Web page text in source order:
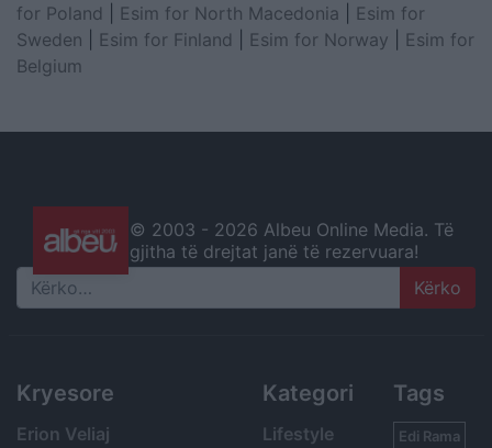
for Poland
Esim for North Macedonia
Esim for
Sweden
Esim for Finland Esim for Norway
Esim for
Belgium
© 2003 - 2026 Albeu Online Media. Të
gjitha të drejtat janë të rezervuara!
Search
Kryesore
Erion Veliaj
Kategori
Lifestyle
Tags
Edi Rama